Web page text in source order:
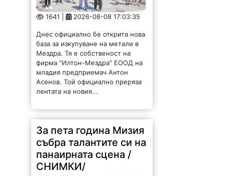
1641 | 2026-08-08 17:03:35
Днес официално бе открита нова
база за изкупуване на метали в
Мездра. Тя е собственост на
фирма "Илтон-Мездра" ЕООД на
младия предприемач Антон
Асенов. Той официално преряза
лентата на новия...
За пета година Мизия
събра талантите си на
панаирната сцена /
СНИМКИ/